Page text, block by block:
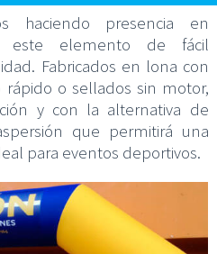
haciendo presencia en
este elemento de fácil
Fabricados en lona con
o sellados sin motor,
y con la alternativa de
que permitirá una
para eventos deportivos.